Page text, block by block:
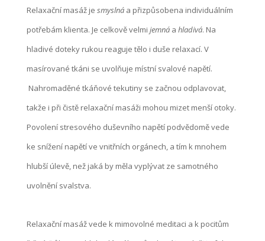
Relaxační masáž je smyslnáa přizpůsobena individuálním
potřebám klienta. Je celkově velmi jemnáa hladivá. Na
hladivé doteky rukou reaguje tělo i duše relaxací. V
masírované tkáni se uvolňuje místní svalové napětí.
Nahromaděné tkáňové tekutiny se začnou odplavovat,
takže i při čistě relaxační masáži mohou mizet menší otoky.
Povolení stresového duševního napětí podvědomě vede
ke snížení napětí ve vnitřních orgánech, a tím k mnohem
hlubší úlevě, než jaká by měla vyplývat ze samotného
uvolnění svalstva.
Relaxační masáž vede k mimovolné meditaci a k pocitům